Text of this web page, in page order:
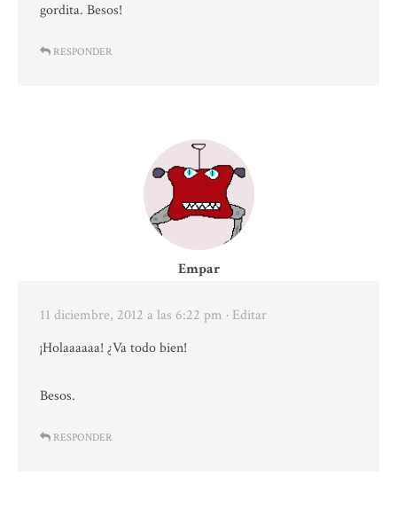
gordita. Besos!
RESPONDER
Empar
11 diciembre, 2012 a las 6:22 pm · Editar
¡Holaaaaaa! ¿Va todo bien!
Besos.
RESPONDER